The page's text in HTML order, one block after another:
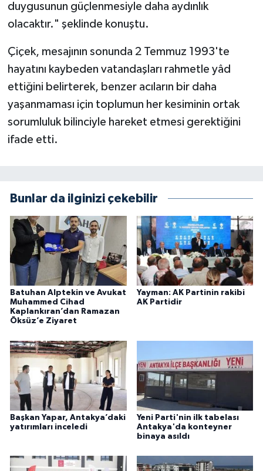
duygusunun güçlenmesiyle daha aydınlık
olacaktır." şeklinde konuştu.
Çiçek, mesajının sonunda 2 Temmuz 1993'te
hayatını kaybeden vatandaşları rahmetle yâd
ettiğini belirterek, benzer acıların bir daha
yaşanmaması için toplumun her kesiminin ortak
sorumluluk bilinciyle hareket etmesi gerektiğini
ifade etti.
Bunlar da ilginizi çekebilir
Batuhan Alptekin ve Avukat
Muhammed Cihad
Kaplankıran’dan Ramazan
Öksüz’e Ziyaret
Yayman: AK Partinin rakibi
AK Partidir
Başkan Yapar, Antakya’daki
yatırımları inceledi
Yeni Parti'nin ilk tabelası
Antakya'da konteyner
binaya asıldı